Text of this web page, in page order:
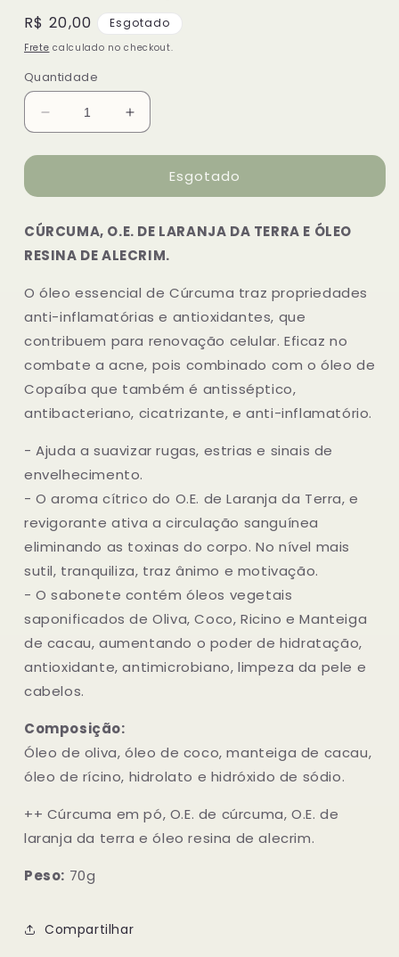
Preço
normal
R$ 20,00 Esgotado
Frete calculado no checkout.
Quantidade
Diminuir
a
quantidade
Sabonete
de
Cúrcuma
O.E.
laranja
da
terra
Aumentar
a
quantidade
Sabonete
de
Cúrcuma
O.E.
laranja
da
terra
Esgotado
CÚRCUMA, O.E. DE LARANJA DA TERRA E ÓLEO
RESINA DE ALECRIM.
O óleo essencial de Cúrcuma traz propriedades
anti-inflamatórias e antioxidantes, que
contribuem para renovação celular. Eficaz no
combate a acne, pois combinado com o óleo de
Copaíba que também é antisséptico,
antibacteriano, cicatrizante, e anti-inflamatório.
- Ajuda a suavizar rugas, estrias e sinais de
envelhecimento.
- O aroma cítrico do O.E. de Laranja da Terra, e
revigorante ativa a circulação sanguínea
eliminando as toxinas do corpo. No nível mais
sutil, tranquiliza, traz ânimo e motivação.
- O sabonete contém óleos vegetais
saponificados de Oliva, Coco, Ricino e Manteiga
de cacau, aumentando o poder de hidratação,
antioxidante, antimicrobiano, limpeza da pele e
cabelos.
Composição:
Óleo de oliva, óleo de coco, manteiga de cacau,
óleo de rícino, hidrolato e hidróxido de sódio.
++ Cúrcuma em pó, O.E. de cúrcuma, O.E. de
laranja da terra e óleo resina de alecrim.
Peso: 70g
Compartilhar